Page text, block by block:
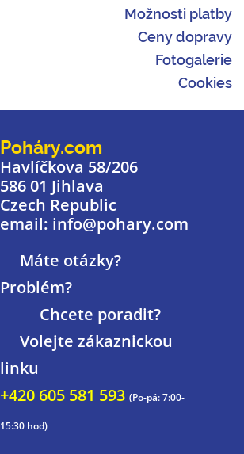
Možnosti platby
Ceny dopravy
Fotogalerie
Cookies
Poháry.com
Havlíčkova 58/206
586 01 Jihlava
Czech Republic
email: info@pohary.com
Máte otázky?
Problém?
Chcete poradit?
Volejte zákaznickou
linku
+420 605 581 593 (Po-pá: 7:00-
15:30 hod)